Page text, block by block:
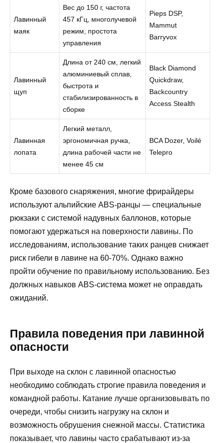
Лавинный
маяк
Вес до 150 г, частота
457 кГц, многолучевой
режим, простота
управления
Pieps DSP,
Mammut
Barryvox
Лавинный
щуп
Длина от 240 см, легкий
алюминиевый сплав,
быстрота и
стабилизированность в
сборке
Black Diamond
Quickdraw,
Backcountry
Access Stealth
Лавинная
лопата
Легкий металл,
эргономичная ручка,
длина рабочей части не
менее 45 см
BCA Dozer, Voilé
Telepro
Кроме базового снаряжения, многие фрирайдеры
используют альпийские ABS-ранцы — специальные
рюкзаки с системой надувных баллонов, которые
помогают удержаться на поверхности лавины. По
исследованиям, использование таких ранцев снижает
риск гибели в лавине на 60-70%. Однако важно
пройти обучение по правильному использованию. Без
должных навыков ABS-система может не оправдать
ожиданий.
Правила поведения при лавинной
опасности
При выходе на склон с лавинной опасностью
необходимо соблюдать строгие правила поведения и
командной работы. Катание лучше организовывать по
очереди, чтобы снизить нагрузку на склон и
возможность обрушения снежной массы. Статистика
показывает, что лавины часто срабатывают из-за